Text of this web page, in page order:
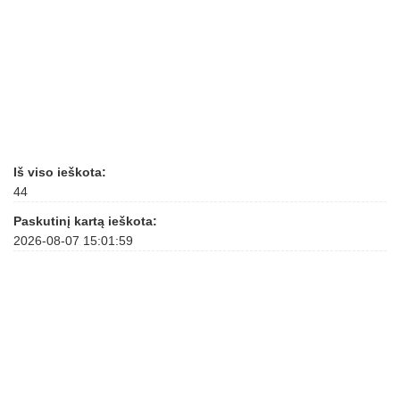
Iš viso ieškota:
44
Paskutinį kartą ieškota:
2026-08-07 15:01:59